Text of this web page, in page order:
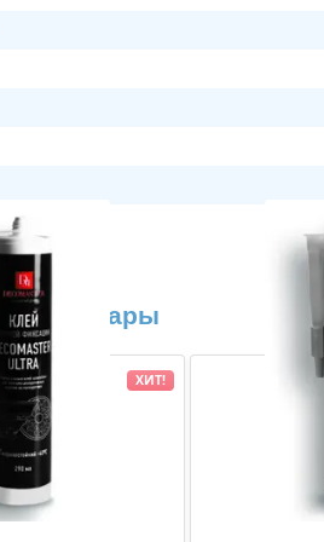
товары
ХИТ!